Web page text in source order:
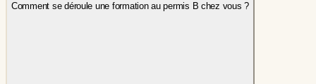
Comment se déroule une formation au permis B chez vous ?